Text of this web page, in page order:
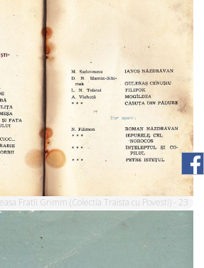
Fratii Grimm (Colectia Traista cu Povesti) - 23